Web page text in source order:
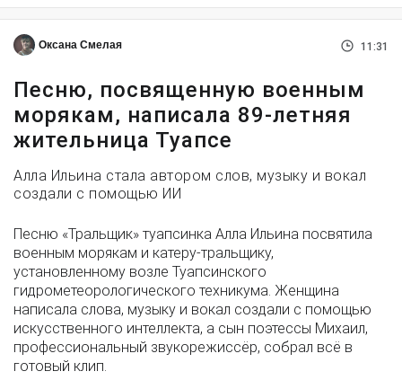
Оксана Смелая 11:31
Песню, посвященную военным
морякам, написала 89-летняя
жительница Туапсе
Алла Ильина стала автором слов, музыку и вокал
создали с помощью ИИ
Песню «Тральщик» туапсинка Алла Ильина посвятила
военным морякам и катеру-тральщику,
установленному возле Туапсинского
гидрометеорологического техникума. Женщина
написала слова, музыку и вокал создали с помощью
искусственного интеллекта, а сын поэтессы Михаил,
профессиональный звукорежиссёр, собрал всё в
готовый клип.